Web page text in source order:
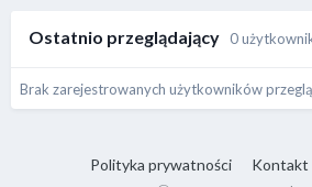
Ostatnio przeglądający 0
Brak zarejestrowanych użytkowników
Polityka prywatności Kontakt